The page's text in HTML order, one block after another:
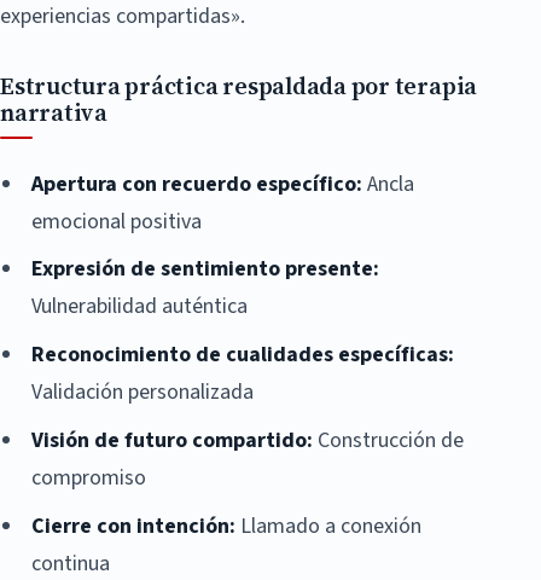
experiencias compartidas».
Estructura práctica respaldada por terapia
narrativa
Apertura con recuerdo específico: Ancla
emocional positiva
Expresión de sentimiento presente:
Vulnerabilidad auténtica
Reconocimiento de cualidades específicas:
Validación personalizada
Visión de futuro compartido: Construcción de
compromiso
Cierre con intención: Llamado a conexión
continua